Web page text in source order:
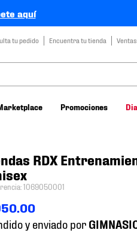
aquí
tu pedido Encuentra tu tienda
Promociones
RDX
:1069050001
.00
y enviado por